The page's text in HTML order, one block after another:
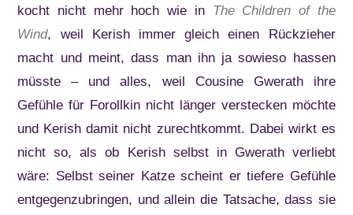
kocht nicht mehr hoch wie in The Children of the
Wind, weil Kerish immer gleich einen Rückzieher
macht und meint, dass man ihn ja sowieso hassen
müsste – und alles, weil Cousine Gwerath ihre
Gefühle für Forollkin nicht länger verstecken möchte
und Kerish damit nicht zurechtkommt. Dabei wirkt es
nicht so, als ob Kerish selbst in Gwerath verliebt
wäre: Selbst seiner Katze scheint er tiefere Gefühle
entgegenzubringen, und allein die Tatsache, dass sie